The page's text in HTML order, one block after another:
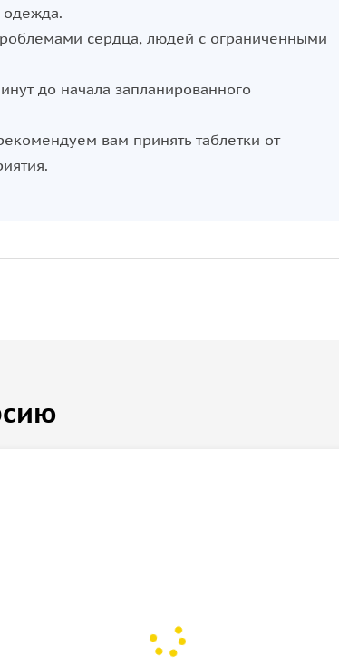
одежда.
сердца, людей с ограниченными
до начала запланированного
вам принять таблетки от